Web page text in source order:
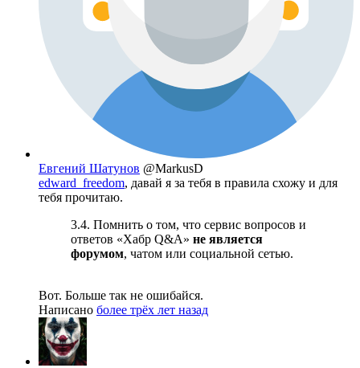
Евгений Шатунов @MarkusD
edward_freedom, давай я за тебя в правила схожу и для
тебя прочитаю.
3.4. Помнить о том, что сервис вопросов и
ответов «Хабр Q&A» не является
форумом, чатом или социальной сетью.
Вот. Больше так не ошибайся.
Написано более трёх лет назад